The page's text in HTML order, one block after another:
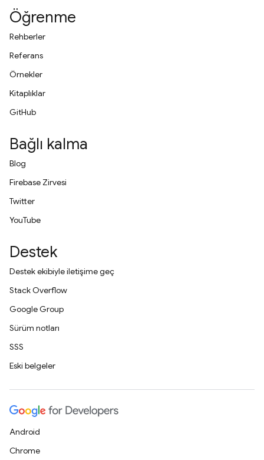
Öğrenme
Rehberler
Referans
Örnekler
Kitaplıklar
GitHub
Bağlı kalma
Blog
Firebase Zirvesi
Twitter
YouTube
Destek
Destek ekibiyle iletişime geç
Stack Overflow
Google Group
Sürüm notları
SSS
Eski belgeler
Android
Chrome